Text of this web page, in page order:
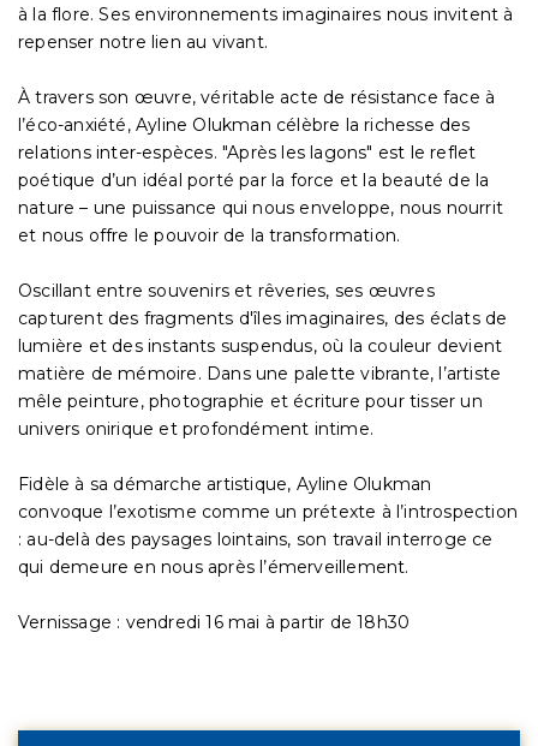
à la flore. Ses environnements imaginaires nous invitent à
repenser notre lien au vivant.
À travers son œuvre, véritable acte de résistance face à
l’éco-anxiété, Ayline Olukman célèbre la richesse des
relations inter-espèces. "Après les lagons" est le reflet
poétique d’un idéal porté par la force et la beauté de la
nature – une puissance qui nous enveloppe, nous nourrit
et nous offre le pouvoir de la transformation.
Oscillant entre souvenirs et rêveries, ses œuvres
capturent des fragments d'îles imaginaires, des éclats de
lumière et des instants suspendus, où la couleur devient
matière de mémoire. Dans une palette vibrante, l’artiste
mêle peinture, photographie et écriture pour tisser un
univers onirique et profondément intime.
Fidèle à sa démarche artistique, Ayline Olukman
convoque l’exotisme comme un prétexte à l’introspection
: au-delà des paysages lointains, son travail interroge ce
qui demeure en nous après l’émerveillement.
Vernissage : vendredi 16 mai à partir de 18h30